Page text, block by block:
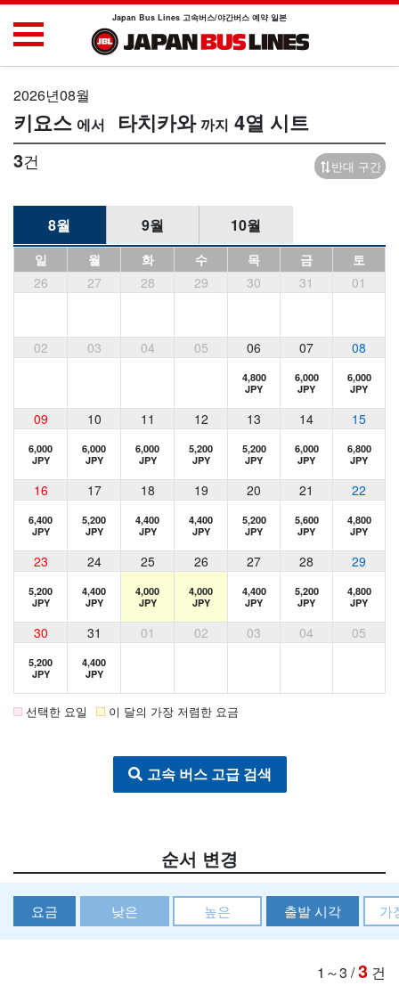
Japan Bus Lines 고속버스/야간버스 예약 일본
2026년08월
키요스 타치카와 4열 시트
3건 반대 구간
8월 9월 10월
일 월 화 수 목 금
토
26
27 28 29 30 31 01
02 03 04 05 06 07 08
4,800
JPY
6,000
JPY
6,000
JPY
09 10 11 12 13 14 15
6,000
JPY
6,000
JPY
6,000
JPY
5,200
JPY
5,200
JPY
6,000
JPY
6,800
JPY
16 17 18 19 20 21 22
6,400
JPY
5,200
JPY
4,400
JPY
4,400
JPY
5,200
JPY
5,600
JPY
4,800
JPY
23 24 25 26 27 28 29
5,200
JPY
4,400
JPY
4,000
JPY
4,000
JPY
4,400
JPY
5,200
JPY
4,800
JPY
30 31 01 02 03 04 05
5,200
JPY
4,400
JPY
선택한 요일 이 달의 가장 저렴한 요금
고속 버스 고급 검색
순서 변경
요금 낮은 높은 출발 시각 가
1～3 /3 건